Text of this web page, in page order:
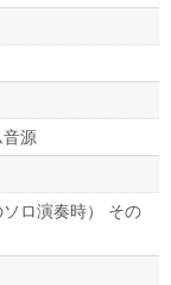
音源
ロ演奏時） その